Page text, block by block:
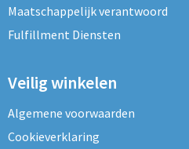
Maatschappelijk verantwoord
Fulfillment Diensten
Veilig winkelen
Algemene voorwaarden
Cookieverklaring